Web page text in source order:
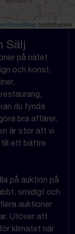
contributors
Sälj
på nätet
och konst,
du fynda
bra affärer.
är stor att vi
till ett bättre
på auktion på
smidigt och
auktioner
Utöver att
klimatet när